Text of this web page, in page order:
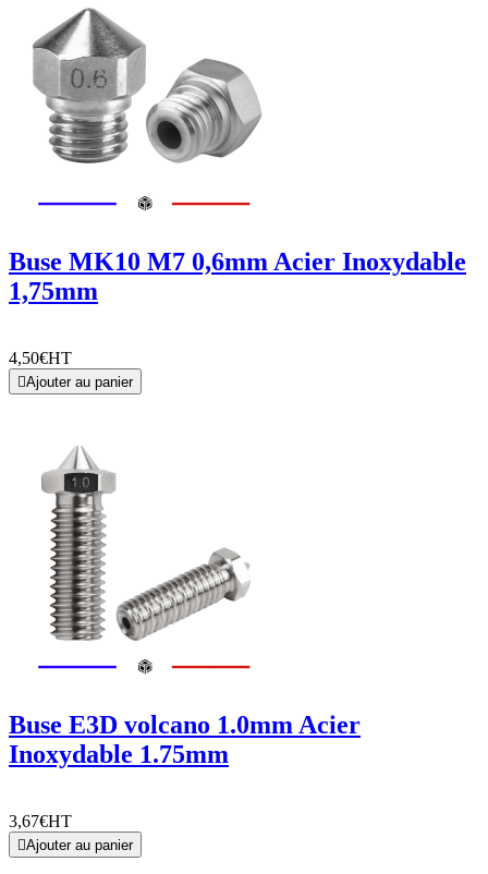
Buse MK10 M7 0,6mm Acier Inoxydable
1,75mm
4,50€HT
Ajouter au panier
Buse E3D volcano 1.0mm Acier
Inoxydable 1.75mm
3,67€HT
Ajouter au panier